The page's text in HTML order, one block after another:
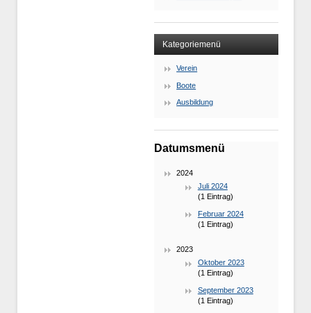
Kategoriemenü
Verein
Boote
Ausbildung
Datumsmenü
2024
Juli 2024
(1 Eintrag)
Februar 2024
(1 Eintrag)
2023
Oktober 2023
(1 Eintrag)
September 2023
(1 Eintrag)